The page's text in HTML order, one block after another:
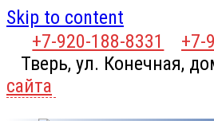
Skip to content
+7-920-188-8331
+7-
Тверь, ул. Конечная,
сайта